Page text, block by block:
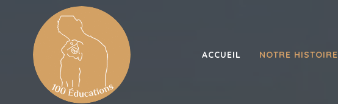
ACCUEIL NOTRE HISTOIRE